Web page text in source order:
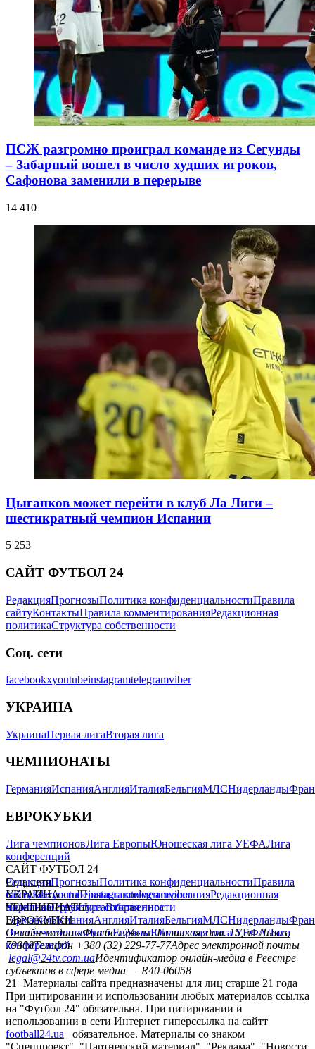
ПСЖ разгромно проиграл команде из Сегунды
– Забарный вошел в число худших игроков,
Сафонова заменили в перерыве
14 410
Цыганков может перейти в клуб Ла Лиги –
шестикратный чемпион Испании
5 253
САЙТ ФУТБОЛ 24
РедакцияПрогнозыПолитика конфиденциальностиПравила
сайтуКонтактыПравила комментированияРедакционная
политикаСтруктура собственности
Соц. сети
facebookxyoutubeinstagramtelegramviber
УКРАИНА
УкраинаПервая лигаВторая лига
ЧЕМПИОНАТЫ
ГерманияИспанияАнглияИталияБельгияМЛСНидерланды
ЕВРОКУБКИ
Лига чемпионовЛига ЕвропыЮношеская лига УЕФАЛига
конференций
САЙТ ФУТБОЛ 24
РедакцияПрогнозыПолитика конфиденциальностиПравила
сайтуКонтактыПравила комментированияРедакционная
политикаСтруктура собственности
Соц. сети
facebookxyoutubeinstagramtelegramviber
УКРАИНА
УкраинаПервая лигаВторая лига
ЧЕМПИОНАТЫ
ГерманияИспанияАнглияИталияБельгияМЛСНидерланды
ЕВРОКУБКИ
Лига чемпионовЛига ЕвропыЮношеская лига УЕФАЛига
конференций
Онлайн-медиа «Футбол 24»пл. Галицкая, дом. 15, м. Львов,
79008Телефон +380 (32) 229-77-77Адрес электронной почты
legal@24tv.com.uaИдентификатор онлайн-медиа в Реестре
субъектов в сфере медиа — R40-06058
21+Материалы сайта предназначены для лиц старше 21 года
При цитировании и использовании любых материалов ссылка
на "Футбол 24" обязательна. При цитировании и
использовании в сети Интернет гиперссылка на сайтт
football24.ua
обязательное. Материалы со знаком
"Спецпроект", "Партнерский материал", "Реклама", "Новости